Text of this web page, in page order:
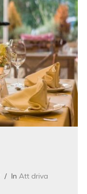
In Att driva